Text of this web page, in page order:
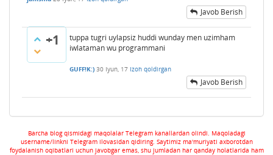
Javob Berish
+1
tuppa tugri uylapsiz huddi wunday men uzimham
iwlataman wu programmani
GUFF!K:) 30 Iyun, 17 Izoh qoldirgan
Javob Berish
Barcha blog qismidagi maqolalar Telegram kanallardan olindi. Maqoladagi
username/linkni Telegram ilovasidan qidiring. Saytimiz ma'muriyati axborotdan
foydalanish oqibatlari uchun javobgar emas, shu jumladan har qanday holatlarida ham